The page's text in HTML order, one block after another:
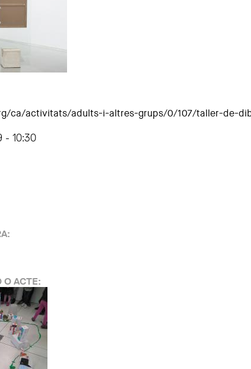
ca/activitats/adults-i-altres-grups/0/107/taller-de-
- 10:30
O ACTE: